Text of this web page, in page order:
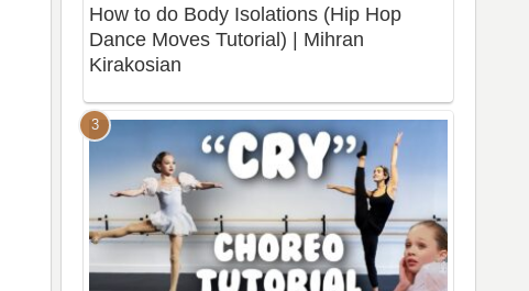
How to do Body Isolations (Hip Hop
Dance Moves Tutorial) | Mihran
Kirakosian